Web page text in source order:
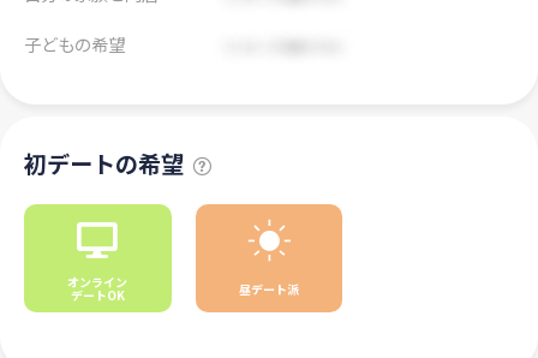
子どもの希望
初デートの希望
オンライン
デートOK 昼デート派